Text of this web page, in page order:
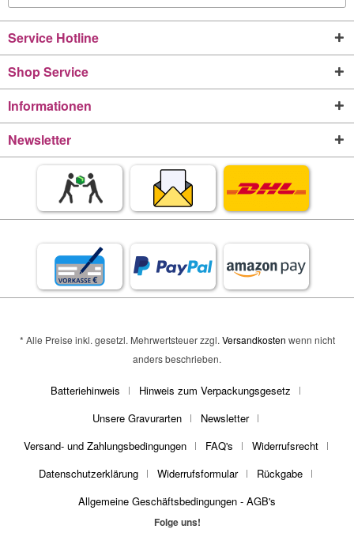
Service Hotline
Shop Service
Informationen
Newsletter
* Alle Preise inkl. gesetzl. Mehrwertsteuer zzgl. Versandkosten wenn nicht
anders beschrieben.
Batteriehinweis
Hinweis zum Verpackungsgesetz
Unsere Gravurarten
Newsletter
Versand- und Zahlungsbedingungen
FAQ's
Widerrufsrecht
Datenschutzerklärung
Widerrufsformular
Rückgabe
Allgemeine Geschäftsbedingungen - AGB's
Folge uns!